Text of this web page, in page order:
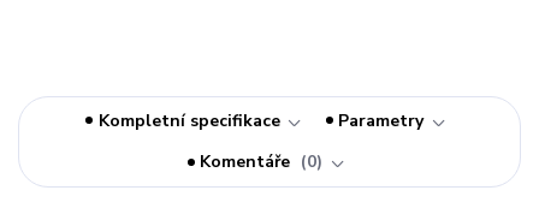
Kompletní specifikace
Parametry
Komentáře
0